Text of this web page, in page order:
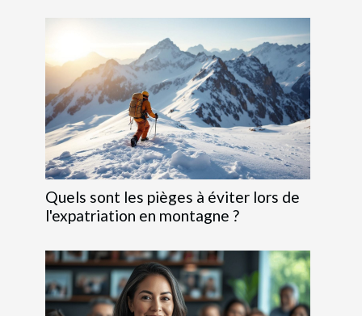
Quels sont les pièges à éviter lors de
l'expatriation en montagne ?